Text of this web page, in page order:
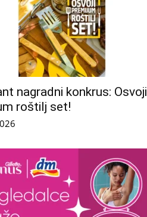
nagradni konkrus: Osvoji
roštilj set!